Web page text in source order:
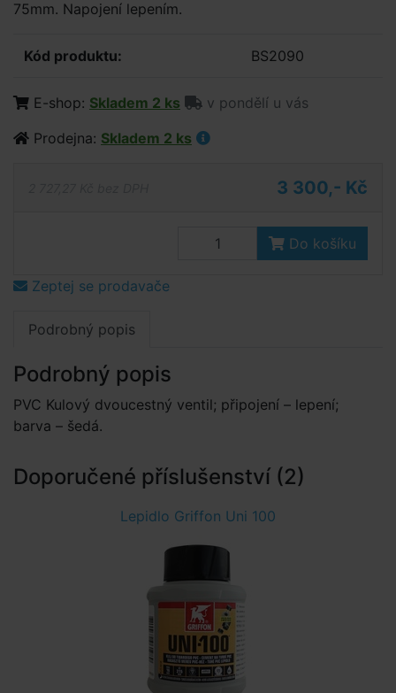
75mm. Napojení lepením.
Kód produktu: BS2090
E-shop: Skladem 2 ks
v pondělí u vás
Prodejna: Skladem 2 ks
3 300,- Kč
Do košíku
Zeptej se prodavače
Podrobný popis
Podrobný popis
PVC Kulový dvoucestný ventil; připojení – lepení;
barva – šedá.
Doporučené příslušenství (2)
Lepidlo Griffon Uni 100